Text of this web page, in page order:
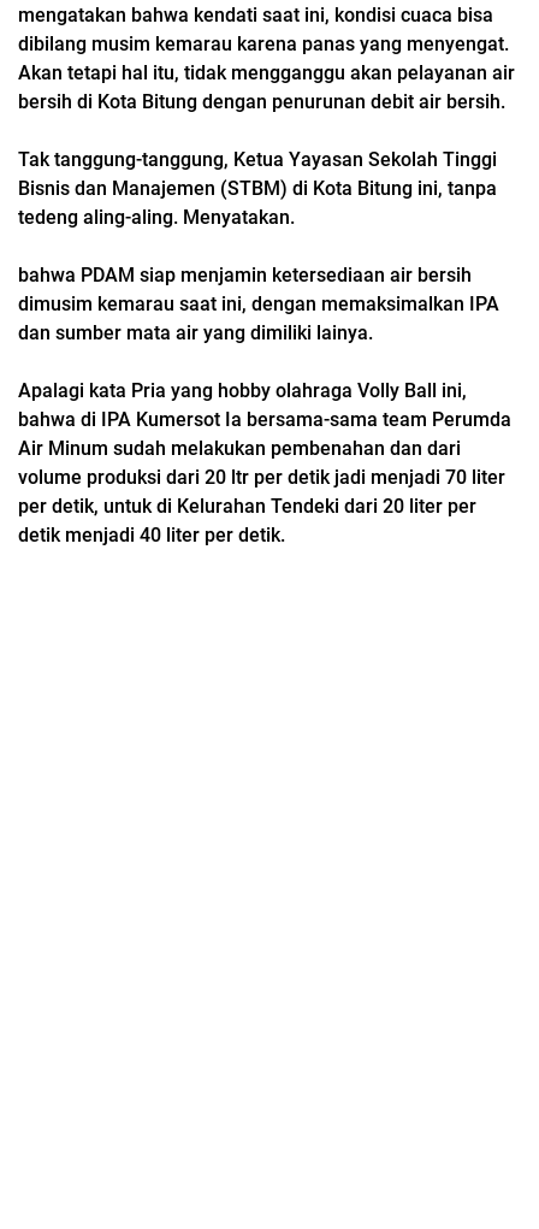
mengatakan bahwa kendati saat ini, kondisi cuaca bisa
dibilang musim kemarau karena panas yang menyengat.
Akan tetapi hal itu, tidak mengganggu akan pelayanan air
bersih di Kota Bitung dengan penurunan debit air bersih.
Tak tanggung-tanggung, Ketua Yayasan Sekolah Tinggi
Bisnis dan Manajemen (STBM) di Kota Bitung ini, tanpa
tedeng aling-aling. Menyatakan.
bahwa PDAM siap menjamin ketersediaan air bersih
dimusim kemarau saat ini, dengan memaksimalkan IPA
dan sumber mata air yang dimiliki lainya.
Apalagi kata Pria yang hobby olahraga Volly Ball ini,
bahwa di IPA Kumersot Ia bersama-sama team Perumda
Air Minum sudah melakukan pembenahan dan dari
volume produksi dari 20 ltr per detik jadi menjadi 70 liter
per detik, untuk di Kelurahan Tendeki dari 20 liter per
detik menjadi 40 liter per detik.